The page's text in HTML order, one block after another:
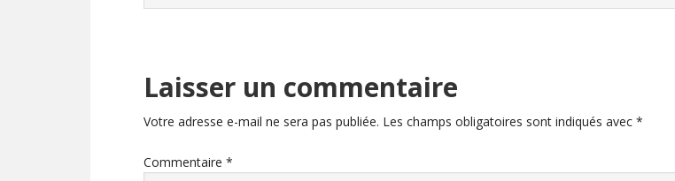
Laisser un commentaire
Votre adresse e-mail ne sera pas publiée. Les champs obligatoires sont indiqués avec *
Commentaire *